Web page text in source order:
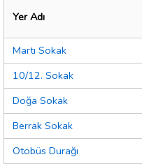
Yer Adı
Martı Sokak
10/12. Sokak
Doğa Sokak
Berrak Sokak
Otobüs Durağı